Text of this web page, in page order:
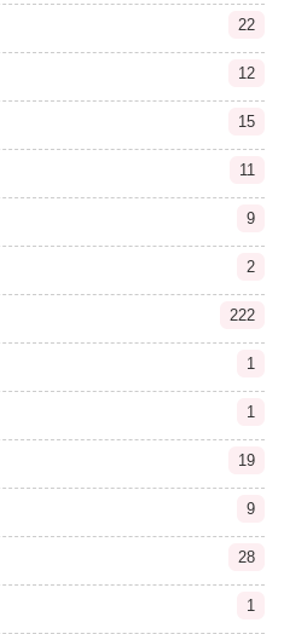
22
12
15
11
9
2
222
1
1
19
9
28
1